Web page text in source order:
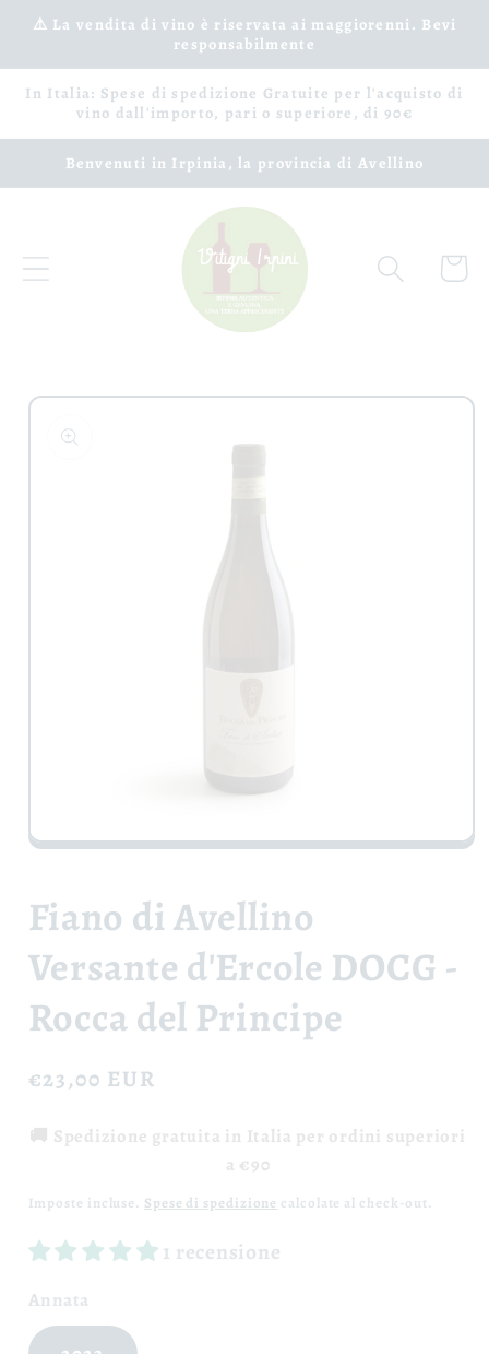
Vai
direttamente
⚠️ La vendita di vino è riservata ai maggiorenni. Bevi
responsabilmente
In Italia: Spese di spedizione Gratuite per l'acquisto di
vino dall'importo, pari o superiore, di 90€
Benvenuti in Irpinia, la provincia di Avellino
Carrello
Passa alle
informazioni
sul prodotto
Apri
in
finestra
Fiano di Avellino
Versante d'Ercole DOCG -
Rocca del Principe
Prezzo
listino
€23,00 EUR
🚚 Spedizione gratuita in Italia per ordini superiori
a €90
Imposte incluse. Spese di spedizione calcolate al check-out.
1 recensione
Annata